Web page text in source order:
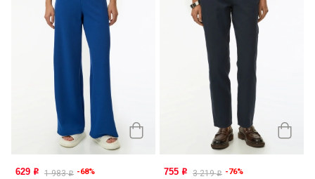
629 o 1 983o -68% 755 o 3 219o -76%